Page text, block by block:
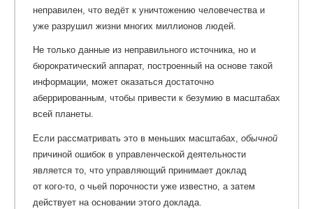
неправилен, что ведёт к уничтожению человечества и
уже разрушил жизни многих миллионов людей.
Не только данные из неправильного источника, но и
бюрократический аппарат, построенный на основе такой
информации, может оказаться достаточно
аберрированным, чтобы привести к безумию в масштабах
всей планеты.
Если рассматривать это в меньших масштабах, обычной
причиной ошибок в управленческой деятельности
является то, что управляющий принимает доклад
от кого-то, о чьей порочности уже известно, а затем
действует на основании этого доклада.